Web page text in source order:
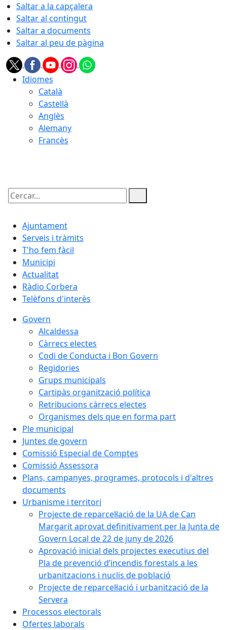
Saltar a la capçalera
Saltar al contingut
Saltar a documents
Saltar al peu de pàgina
Idiomes
Català
Castellà
Anglès
Alemany
Francès
Cercar:
Ajuntament
Serveis i tràmits
T'ho fem fàcil
Municipi
Actualitat
Ràdio Corbera
Telèfons d'interès
Govern
Alcaldessa
Càrrecs electes
Codi de Conducta i Bon Govern
Regidories
Grups municipals
Cartipàs organització política
Retribucions càrrecs electes
Organismes dels que en forma part
Ple municipal
Juntes de govern
Comissió Especial de Comptes
Comissió Assessora
Plans, campanyes, programes, protocols i d'altres
documents
Urbanisme i territori
Projecte de reparcel·lació de la UA de Can
Margarit aprovat definitivament per la Junta de
Govern Local de 22 de juny de 2026
Aprovació inicial dels projectes executius del
Pla de prevenció d’incendis forestals a les
urbanitzacions i nuclis de població
Projecte de reparcel·lació i urbanització de la
Servera
Processos electorals
Ofertes laborals